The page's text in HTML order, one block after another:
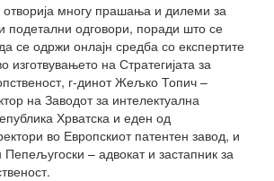
отворија многу прашања и дилеми за
подетални одговори, поради што се
се одржи онлајн средба со експертите
изготвувањето на Стратегијата за
г-динот Жељко Топич –
на Заводот за интелектуална
Хрватска и еден од
во Европскиот патентен завод, и
Пепељугоски – адвокат и застапник за